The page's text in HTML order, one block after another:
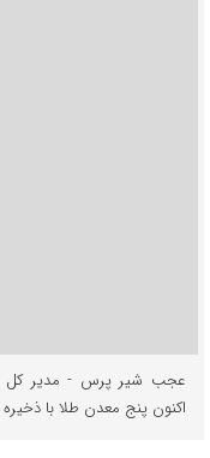
عجب شیر پرس - مدیر کل
اکنون پنج معدن طلا با ذخیره قطعی ۳۸ میلیون تن در